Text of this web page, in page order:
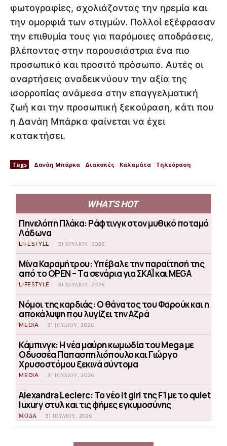
φωτογραφίες, σχολιάζοντας την ηρεμία και
την ομορφιά των στιγμών. Πολλοί εξέφρασαν
την επιθυμία τους για παρόμοιες αποδράσεις,
βλέποντας στην παρουσιάστρια ένα πιο
προσωπικό και προσιτό πρόσωπο. Αυτές οι
αναρτήσεις αναδεικνύουν την αξία της
ισορροπίας ανάμεσα στην επαγγελματική
ζωή και την προσωπική ξεκούραση, κάτι που
η Δανάη Μπάρκα φαίνεται να έχει
κατακτήσει.
Tags Δανάη Μπάρκα Διακοπές Καλαμάτα Τηλεόραση
WHAT'S HOT
Πηνελόπη Πλάκα: Ράφτινγκ στον μυθικό ποταμό
Λάδωνα
LIFESTYLE 31 ΙΟΥΛΊΟΥ, 2026
Μίνα Καραμήτρου: Υπέβαλε την παραίτησή της
από το OPEN – Τα σενάρια για ΣΚΑΪ και MEGA
LIFESTYLE 31 ΙΟΥΛΊΟΥ, 2026
Νόμοι της καρδιάς: Ο θάνατος του Φαρούκ και η
αποκάλυψη που λυγίζει την Αζρά
MEDIA 31 ΙΟΥΛΊΟΥ, 2026
Κάμπινγκ: Η νέα μαύρη κωμωδία του Mega με
Οδυσσέα Παπασπηλιόπουλο και Γιώργο
Χρυσοστόμου ξεκινά σύντομα
MEDIA 31 ΙΟΥΛΊΟΥ, 2026
Alexandra Leclerc: Το νέο it girl της F1 με το quiet
luxury στυλ και τις φήμες εγκυμοσύνης
ΜΟΔΑ 31 ΙΟΥΛΊΟΥ, 2026